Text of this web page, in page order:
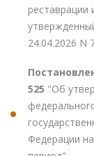
реставрации
24.04.2026 N
525 "Об
Федерации